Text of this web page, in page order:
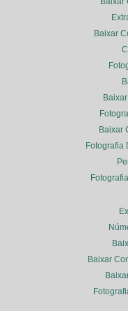
Baixar
Baixar
Fotografia
Baixar